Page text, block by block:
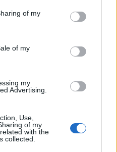
uses one or more Google
information including but
behaviour. You may click to
and its third-party tags to
of my
of my
my
Advertising.
Use,
of my
with the
collected.